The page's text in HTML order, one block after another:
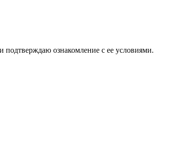
подтверждаю ознакомление с ее условиями.